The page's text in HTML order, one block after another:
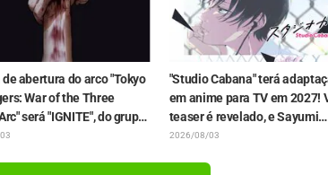
abertura do arco "Tokyo
War of the Three
será "IGNITE", do grupo
dos integrantes
"Studio Cabana" terá
em anime para TV em 2027!
teaser é revelado, e Sayumi
Suzushiro continuará no
2026/08/03